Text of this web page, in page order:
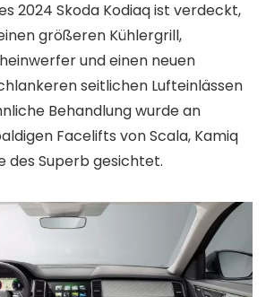
2024 Skoda Kodiaq ist verdeckt,
größeren Kühlergrill,
und einen neuen
seitlichen Lufteinlässen
Behandlung wurde an
Facelifts von Scala, Kamiq
des Superb gesichtet.